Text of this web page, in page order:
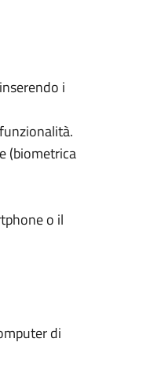
inserendo i
(biometrica
o il
di